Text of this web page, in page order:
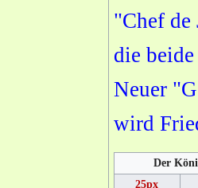
"Chef de
die
Neuer
wird
Der
25px